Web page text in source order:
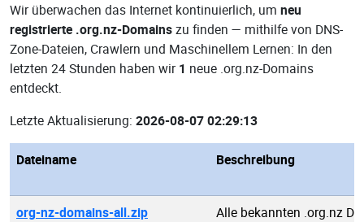
Wir überwachen das Internet kontinuierlich, um neu
registrierte .org.nz-Domainszu finden — mithilfe von DNS-
Zone-Dateien, Crawlern und Maschinellem Lernen: In den
letzten 24 Stunden haben wir 1 neue .org.nz-Domains
entdeckt.
Letzte Aktualisierung: 2026-08-07 02:29:13
Dateiname Beschreibung
org-nz-domains-all.zip
Alle bekannten .org.nz